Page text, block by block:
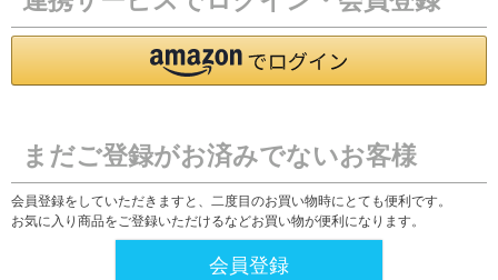
まだご登録がお済みでないお客様
会員登録をしていただきますと、二度目のお買い物時にとても便利です。
お気に入り商品をご登録いただけるなどお買い物が便利になります。
会員登録